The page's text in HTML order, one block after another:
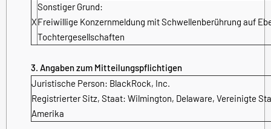
X
Sonstiger Grund:
Freiwillige Konzernmeldung mit Schwellenberührung auf
Tochtergesellschaften
3. Angaben zum Mitteilungspflichtigen
Juristische Person: BlackRock, Inc.
Registrierter Sitz, Staat: Wilmington, Delaware, Vereinigte
Amerika